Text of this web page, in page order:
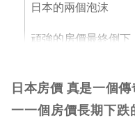
日本的兩個泡沫
頑強的房價最終倒下
中國房價何去何從
日本房價 真是一個
一一個房價長期下跌